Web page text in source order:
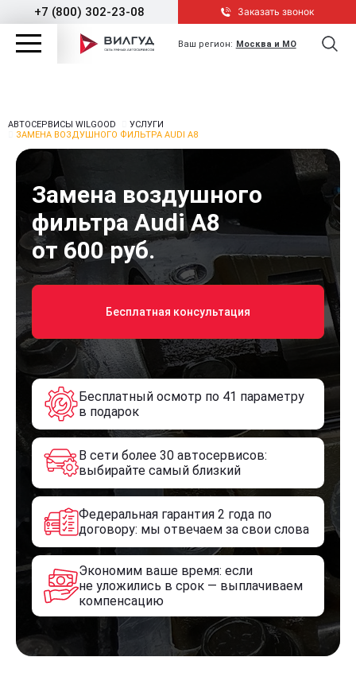
+7 (800) 302-23-08 Заказать звонок
Ваш регион: Москва и МО
АВТОСЕРВИСЫ WILGOOD
УСЛУГИ
ЗАМЕНА ВОЗДУШНОГО ФИЛЬТРА AUDI A8
Замена воздушного
фильтра Audi A8
от 600 руб.
Бесплатная консультация
Бесплатный осмотр по 41 параметру
в подарок
В сети более 30 автосервисов:
выбирайте самый близкий
Федеральная гарантия 2 года по
договору: мы отвечаем за свои слова
Экономим ваше время: если
не уложились в срок — выплачиваем
компенсацию